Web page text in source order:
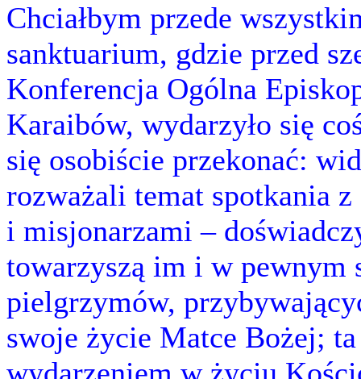
Chciałbym przede
sanktuarium, gdzie przed
Konferencja Ogólna
Karaibów, wydarzyło się
się osobiście przekonać:
rozważali temat spotkania
i misjonarzami –
towarzyszą im i w pewnym
pielgrzymów,
swoje życie Matce Bożej;